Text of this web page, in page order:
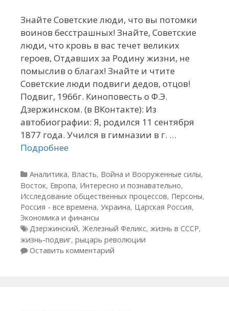
Знайте Советские люди, что вы потомки
воинов бесстрашных! Знайте, Советские
люди, что кровь в вас течет великих
героев, Отдавших за Родину жизни, не
помыслив о благах! Знайте и чтите
Советские люди подвиги дедов, отцов!
Подвиг, 1966г. Киноповесть о Ф.Э.
Дзержинском. (в ВКонтакте): Из
автобиографии: Я, родился 11 сентября
1877 года. Учился в гимназии в г. …
Подробнее
Рубрики
Аналитика, Власть, Война и Вооруженные силы,
Восток, Европа, Интересно и познавательно,
Исследование общественных процессов, Персоны,
Россия - все времена, Украина, Царская Россия,
Экономика и финансы
Метки
Дзержинский, Железный Феликс, жизнь в СССР,
жизнь-подвиг, рыцарь революции
Оставить комментарий